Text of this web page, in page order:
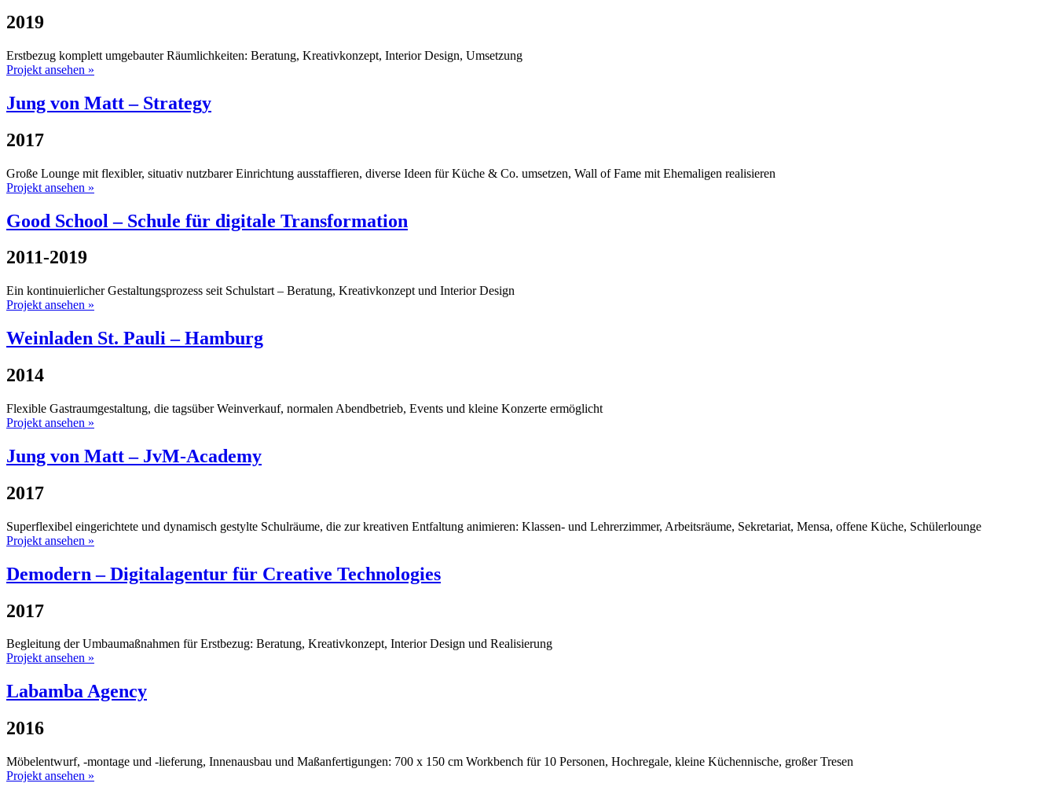
2019
Erstbezug komplett umgebauter Räumlichkeiten: Beratung, Kreativkonzept, Interior Design, Umsetzung
Projekt ansehen »
Jung von Matt – Strategy
2017
Große Lounge mit flexibler, situativ nutzbarer Einrichtung ausstaffieren, diverse Ideen für Küche & Co. umsetzen, Wall of Fame mit Ehemaligen realisieren
Projekt ansehen »
Good School – Schule für digitale Transformation
2011-2019
Ein kontinuierlicher Gestaltungsprozess seit Schulstart – Beratung, Kreativkonzept und Interior Design
Projekt ansehen »
Weinladen St. Pauli – Hamburg
2014
Flexible Gastraumgestaltung, die tagsüber Weinverkauf, normalen Abendbetrieb, Events und kleine Konzerte ermöglicht
Projekt ansehen »
Jung von Matt – JvM-Academy
2017
Superflexibel eingerichtete und dynamisch gestylte Schulräume, die zur kreativen Entfaltung animieren: Klassen- und Lehrerzimmer, Arbeitsräume, Sekretariat, Mensa, offene Küche, Schülerlounge
Projekt ansehen »
Demodern – Digitalagentur für Creative Technologies
2017
Begleitung der Umbaumaßnahmen für Erstbezug: Beratung, Kreativkonzept, Interior Design und Realisierung
Projekt ansehen »
Labamba Agency
2016
Möbelentwurf, -montage und -lieferung, Innenausbau und Maßanfertigungen: 700 x 150 cm Workbench für 10 Personen, Hochregale, kleine Küchennische, großer Tresen
Projekt ansehen »